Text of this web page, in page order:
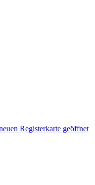
Registerkarte geöffnet